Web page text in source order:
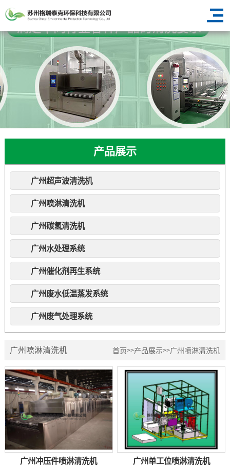
产品展示
广州超声波清洗机
广州喷淋清洗机
广州碳氢清洗机
广州水处理系统
广州催化剂再生系统
广州废水低温蒸发系统
广州废气处理系统
广州喷淋清洗机 首页>>产品展示>>广州喷淋清洗机
广州冲压件喷淋清洗机 广州单工位喷淋清洗机